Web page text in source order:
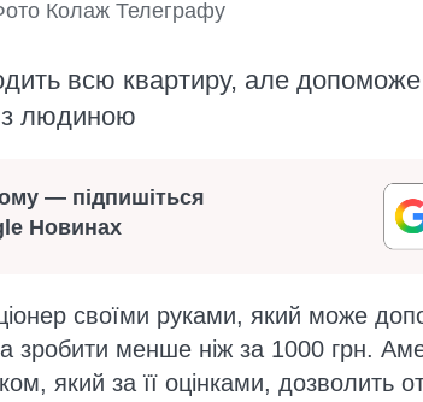
Колаж Телеграфу
всю квартиру, але
людиною
— підпишіться
Новинах
своїми руками, який може
зробити менше ніж за 1000 грн.
який за її оцінками, дозволить